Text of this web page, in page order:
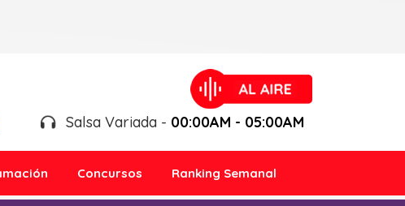
Salsa Variada - 00:00AM - 05:00AM
Concursos Ranking Semanal